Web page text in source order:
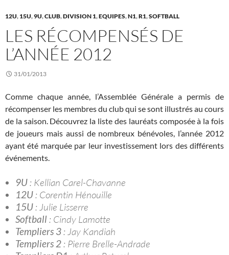
12U, 15U,9U,CLUB,DIVISION 1,EQUIPES,N1,R1,SOFTBALL
LES RÉCOMPENSÉS DE
L’ANNÉE 2012
31/01/2013
Comme chaque année, l’Assemblée Générale a permis de
récompenser les membres du club qui se sont illustrés au cours
de la saison. Découvrez la liste des lauréats composée à la fois
de joueurs mais aussi de nombreux bénévoles, l’année 2012
ayant été marquée par leur investissement lors des différents
événements.
9U: Kellian Carel-Chavanne
12U: Corentin Hénouille
15U: Julie Lisserre
Softball : Cindy Lamotte
Templiers 3: Jay Kandiah
Templiers 2: Pierre Brelle-Andrade